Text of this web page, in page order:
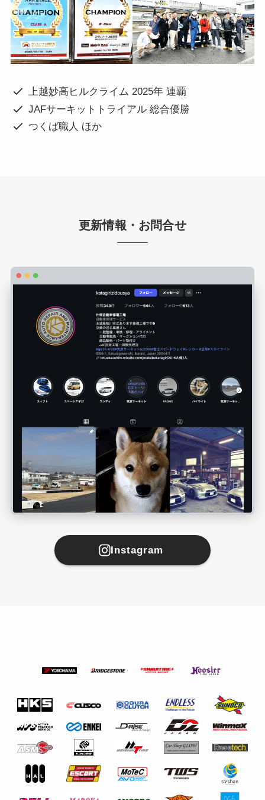
上越妙高ヒルクライム 2025年 連覇
JAFサーキットトライアル 総合優勝
つくば職人 ほか
更新情報・お問合せ
Instagram